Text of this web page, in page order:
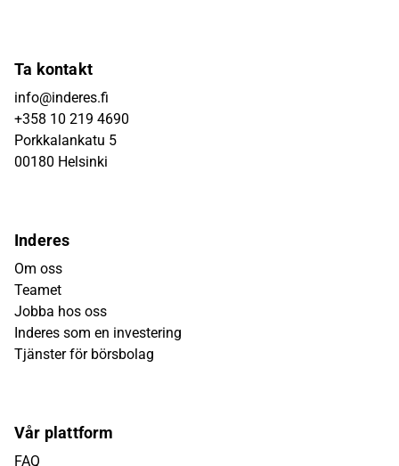
Ta kontakt
info@inderes.fi
+358 10 219 4690
Porkkalankatu 5
00180 Helsinki
Inderes
Om oss
Teamet
Jobba hos oss
Inderes som en investering
Tjänster för börsbolag
Vår plattform
FAQ